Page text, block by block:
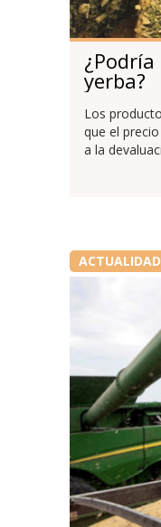
yerba?
Los
que el
a la
ACTUALIDAD